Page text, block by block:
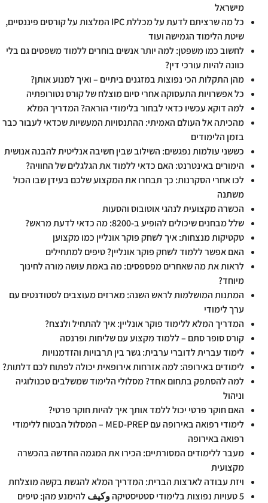
מישראל
כל מה שרציתם לדעת על מכללת IPC המלצות על קורסים פיננסיים,
שיטת הלימוד הגמישה ועוד
לחשוב כמו משפטן: למה יותר אנשים בוחרים ללמוד משפטים גם בלי
כוונה להיות עורכי דין?
מהן התקלות הכי נפוצות במזגנים ביתיים – ואיך למנוע אותן?
כל אפשרויות התעסוקה אחרי סיום מוצלח של קורס נטורופתיה
למה דוקא עכשיו כדאי לבחור בלימודי הוראה? המדריך המלא
מהכיתה אל העולם האמיתי: ההתנסויות המעשיות שכדאי לעבור כבר
בזמן הלימודים
כששני עולמות נפגשים: השילוב שבין חשיבה אנליטית להבנה אנושית
הימורים באינטרנט: האם כדאי ללמוד את הגלגלים של החוויה?
לכו אחרי הסקרנות: כך תבחרו את המקצוע שלכם בעידן שבו הכול
משתנה
הכשרה מקצועית לנהגי אוטובוס והסעות
שלל מבחנים שיכולים להופיע ב-8200: מה כדאי לדעת מראש?
טקטיקות מנצחות: איך לשחק פוקר אונליין כמו מקצוען
האם אפשר ללמוד לשחק פוקר אונליין? טיפים למתחילים
לראות את מה שאחרים מפספסים: מה באמת עושה מורה לחינוך
מיוחד?
המתנות המושלמות לראש השנה: מארזים מעוצבים לסטודנטים עם
ערך לימודי
המדריך המלא ללימוד פוקר אונליין: איך להתחיל ולנצח?
קורס סופר סתם – ללמוד מקצוע עם שליחות ופרנסה
לימוד עברית לדוברי ערבית: גשר בין תרבויות והזדמנויות
לימודים באירופה: למה אזרחות אירופאית יכולה לפתוח לכם דלתות?
למה להסתפק בתחום אחד? מסלולי הלימוד שמשלבים טכנולוגיה
וניהול
האם חוקר פרטי יכול ללמד אותך איך להיות חוקר פרטי?
לימודי רפואה באירופה עם MED-PREP – המסלול הבטוח ללימודי
רפואה באירופה
מעבר ללימודים המסורתיים: הכירו את המגמה החדשה בהכשרה
מקצועית
ויזת עבודה לארצות הברית: המדריך המלא להגשת בקשה מוצלחת
5 טעויות נפוצות בלימודי סטטיסטיקה وكيف להימנע מהן: טיפים